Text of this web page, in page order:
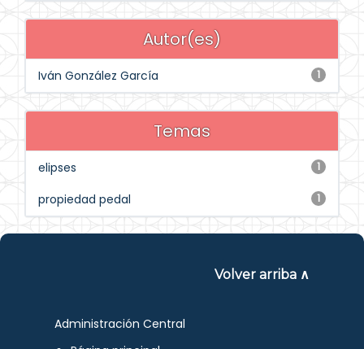
Autor(es)
1
Iván González García
Temas
1
elipses
1
propiedad pedal
Volver arriba ∧
Administración Central